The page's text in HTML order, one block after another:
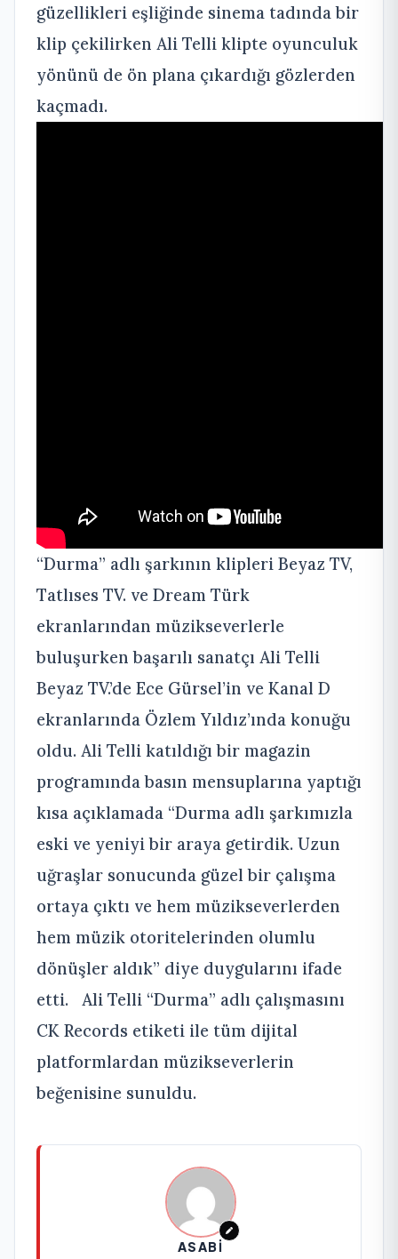
güzellikleri eşliğinde sinema tadında bir
klip çekilirken Ali Telli klipte oyunculuk
yönünü de ön plana çıkardığı gözlerden
kaçmadı.
“Durma” adlı şarkının klipleri Beyaz TV,
Tatlıses TV. ve Dream Türk
ekranlarından müzikseverlerle
buluşurken başarılı sanatçı Ali Telli
Beyaz TV.’de Ece Gürsel’in ve Kanal D
ekranlarında Özlem Yıldız’ında konuğu
oldu. Ali Telli katıldığı bir magazin
programında basın mensuplarına yaptığı
kısa açıklamada “Durma adlı şarkımızla
eski ve yeniyi bir araya getirdik. Uzun
uğraşlar sonucunda güzel bir çalışma
ortaya çıktı ve hem müzikseverlerden
hem müzik otoritelerinden olumlu
dönüşler aldık” diye duygularını ifade
etti. Ali Telli “Durma” adlı çalışmasını
CK Records etiketi ile tüm dijital
platformlardan müzikseverlerin
beğenisine sunuldu.
ASABI